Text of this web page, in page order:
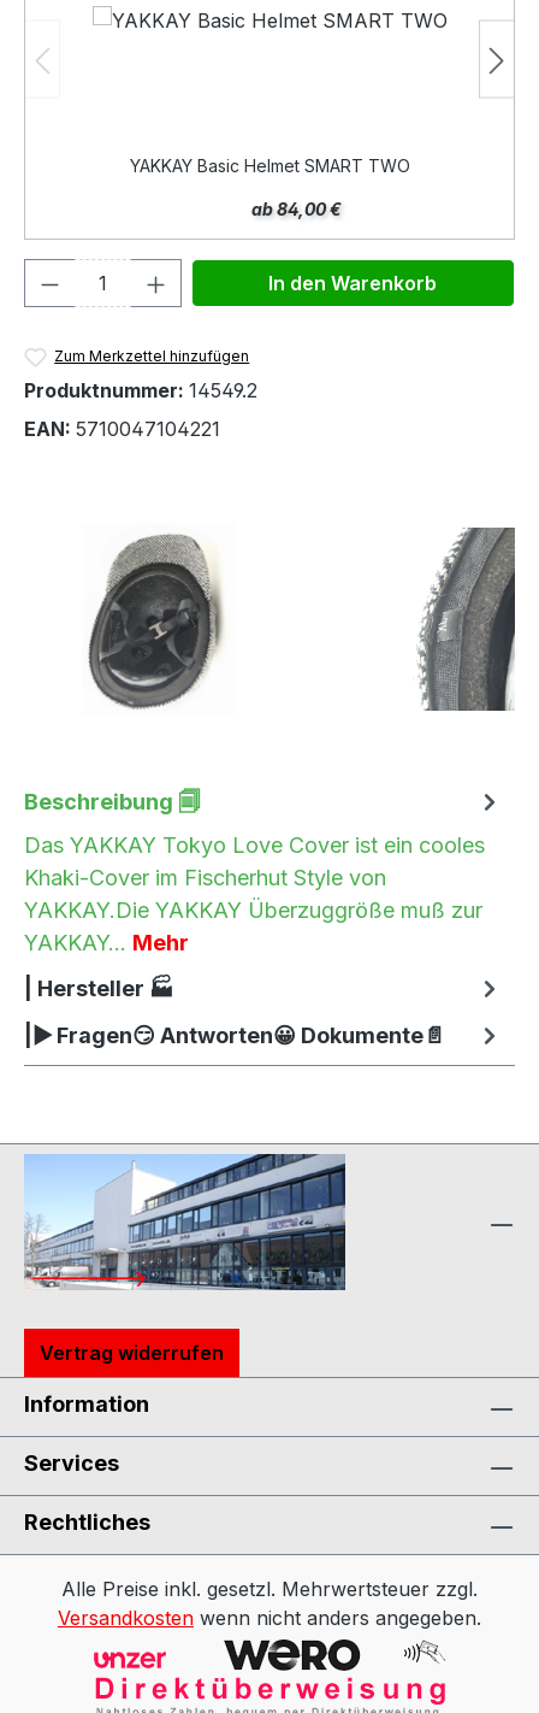
YAKKAY Basic Helmet SMART TWO
ab 84,00 €
Produkt Anzahl: Gib denIn den Warenkorb
Zum Merkzettel hinzufügen
Produktnummer: 14549.2
EAN: 5710047104221
Beschreibung 🗐
Das YAKKAY Tokyo Love Cover ist ein cooles
Khaki-Cover im Fischerhut Style von
YAKKAY.Die YAKKAY Überzuggröße muß zur
YAKKAY… Mehr
| Hersteller 🏭
|▶ Fragen😏 Antworten😀 Dokumente📄
Vertrag widerrufen
Information
Services
Rechtliches
Alle Preise inkl. gesetzl. Mehrwertsteuer zzgl.
Versandkosten wenn nicht anders angegeben.